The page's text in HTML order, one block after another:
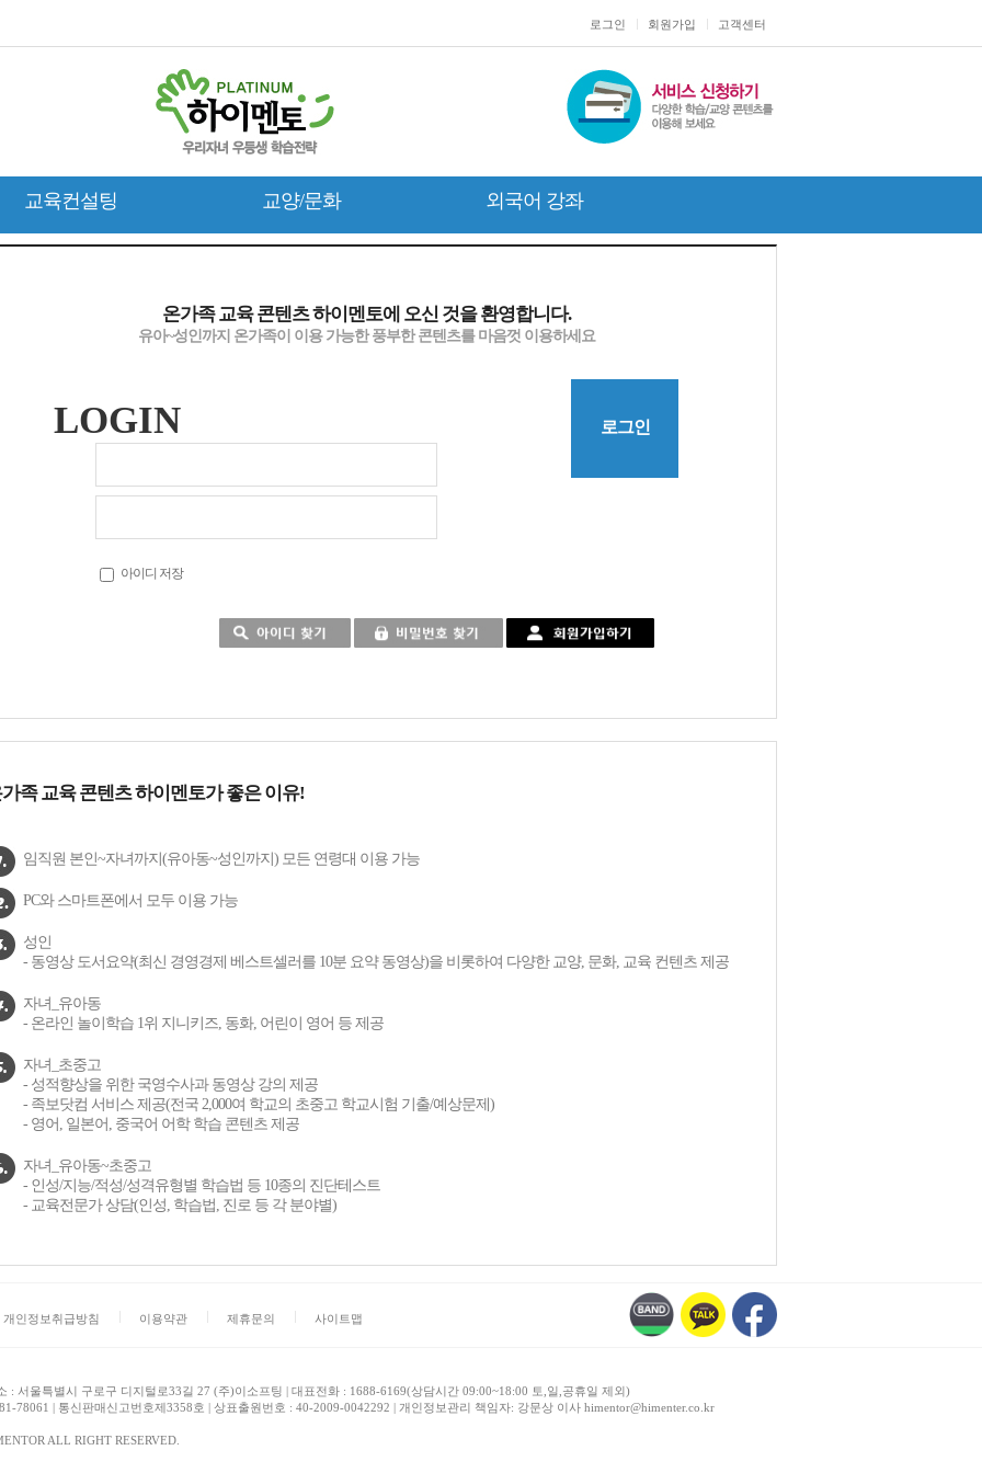
로그인 회원가입 고객센터
교육컨설팅 교양/문화 외국어 강좌
온가족 교육 콘텐츠 하이멘토에 오신 것을 환영합니다.
유아~성인까지 온가족이 이용 가능한 풍부한 콘텐츠를 마음껏 이용하세요
LOGIN 로그인
아이디 저장
족 교육 콘텐츠 하이멘토가 좋은 이유!
임직원 본인~자녀까지(유아동~성인까지) 모든 연령대 이용 가능
PC와 스마트폰에서 모두 이용 가능
성인
- 동영상 도서요약(최신 경영경제 베스트셀러를 10분 요약 동영상)을 비롯하여 다양한 교양, 문화, 교육 컨텐츠 제공
자녀_유아동
- 온라인 놀이학습 1위 지니키즈, 동화, 어린이 영어 등 제공
자녀_초중고
- 성적향상을 위한 국영수사과 동영상 강의 제공
- 족보닷컴 서비스 제공(전국 2,000여 학교의 초중고 학교시험 기출/예상문제)
- 영어, 일본어, 중국어 어학 학습 콘텐츠 제공
자녀_유아동~초중고
- 인성/지능/적성/성격유형별 학습법 등 10종의 진단테스트
- 교육전문가 상담(인성, 학습법, 진로 등 각 분야별)
개인정보취급방침 이용약관 제휴문의 사이트맵
: 서울특별시 구로구 디지털로33길 27 (주)이소프팅 | 대표전화 : 1688-6169(상담시간 09:00~18:00 토,일,공휴일 제외)
78061 | 통신판매신고번호제3358호 | 상표출원번호 : 40-2009-0042292 | 개인정보관리 책임자: 강문상 이사 himentor@himenter.co.kr
ALL RIGHT RESERVED.